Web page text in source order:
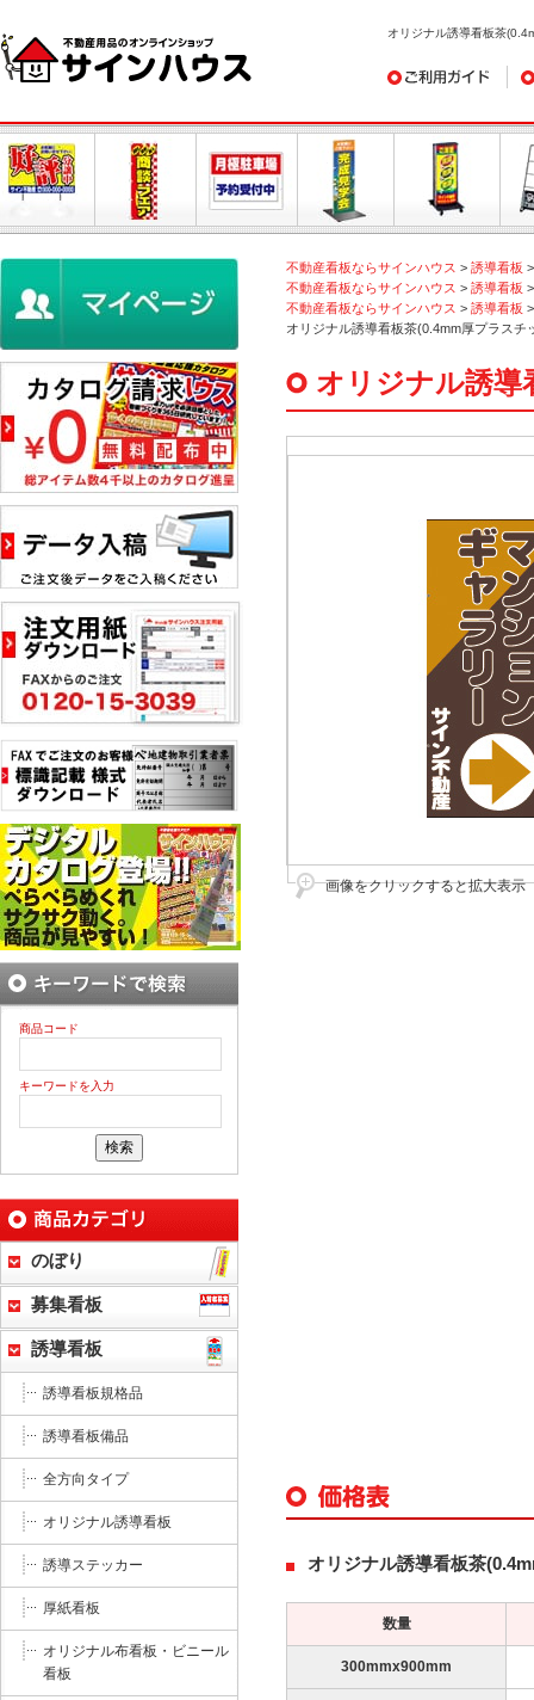
オリジナル誘導看板茶
ご利用ガイド デ
不動産看板ならサインハウス > 誘導看板
不動産看板ならサインハウス > 誘導看板
不動産看板ならサインハウス > 誘導看板
オリジナル誘導看板茶(0.4mm厚プラスチ
オリジナル誘導
画像をクリックすると拡大表示
オリジナル誘導看板茶
数量
300mmx900mm
商品コード
キーワードを入力
のぼり
募集看板
誘導看板
誘導看板規格品
誘導看板備品
全方向タイプ
オリジナル誘導看板
誘導ステッカー
厚紙看板
オリジナル布看板・ビニール
看板